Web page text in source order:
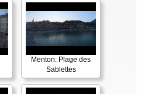
Menton: Plage des
Sablettes